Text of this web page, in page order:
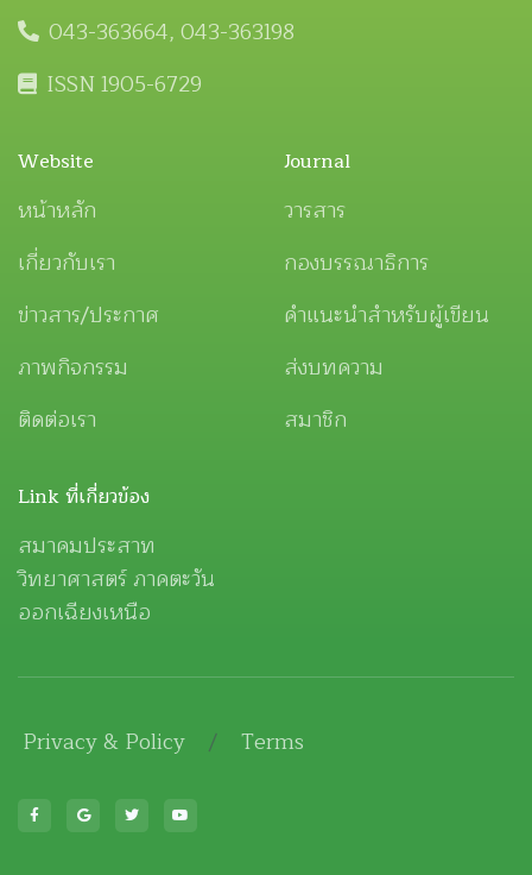
043-363664, 043-363198
ISSN 1905-6729
Website
หน้าหลัก
เกี่ยวกับเรา
ข่าวสาร/ประกาศ
ภาพกิจกรรม
ติดต่อเรา
Journal
วารสาร
กองบรรณาธิการ
คำแนะนำสำหรับผู้เขียน
ส่งบทความ
สมาชิก
Link ที่เกี่ยวข้อง
สมาคมประสาท
วิทยาศาสตร์ ภาคตะวัน
ออกเฉียงเหนือ
Privacy & Policy / Terms